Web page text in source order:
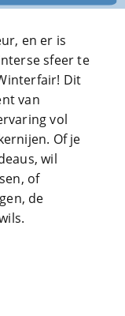
en er is
sfeer te
Dit
van
vol
Of je
wil
of
de